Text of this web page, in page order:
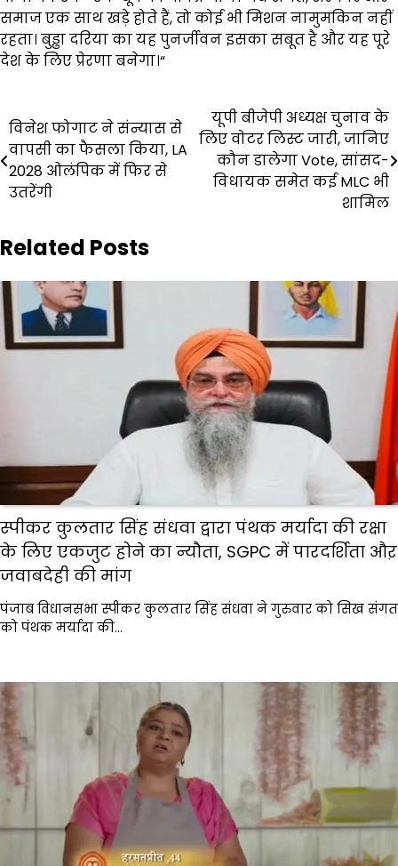
समाज एक साथ खड़े होते हैं, तो कोई भी मिशन नामुमकिन नहीं
रहता। बुड्ढा दरिया का यह पुनर्जीवन इसका सबूत है और यह पूरे
देश के लिए प्रेरणा बनेगा।“
Post
navigation
विनेश फोगाट ने संन्यास से
वापसी का फैसला किया, LA
2028 ओलंपिक में फिर से
उतरेंगी
यूपी बीजेपी अध्यक्ष चुनाव के
लिए वोटर लिस्ट जारी, जानिए
कौन डालेगा Vote, सांसद-
विधायक समेत कई MLC भी
शामिल
Related Posts
स्पीकर कुलतार सिंह संधवा द्वारा पंथक मर्यादा की रक्षा
के लिए एकजुट होने का न्यौता, SGPC में पारदर्शिता औऱ
जवाबदेही की मांग
पंजाब विधानसभा स्पीकर कुलतार सिंह संधवा ने गुरुवार को सिख संगत
को पंथक मर्यादा की…